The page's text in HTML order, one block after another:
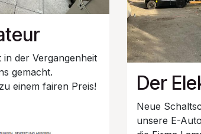
in der Vergangenheit
gemacht.
einem fairen Preis!
Der
Neue
unsere E-